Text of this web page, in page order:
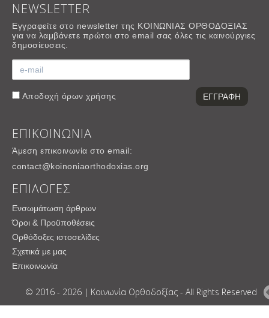
NEWSLETTER
Εγγραφείτε στο newsletter της ΚΟΙΝΩΝΙΑΣ ΟΡΘΟΔΟΞΙΑΣ
για να λαμβάνετε πρώτοι στο email σας όλες τις καινούργιες
δημοσίευσεις.
Αποδοχή όρων χρήσης
ΕΠΙΚΟΙΝΩΝΙΑ
Άμεση επικοινωνία στο email:
contact@koinoniaorthodoxias.org
ΕΠΙΛΟΓΕΣ
Ενσωμάτωση άρθρων
Όροι & Προϋποθέσεις
Ορθόδοξες ιστοσελίδες
Σχετικά με μας
Επικοινωνία
© 2016 - 2026 | Κοινωνία Ορθοδοξίας - All Rights Reserved